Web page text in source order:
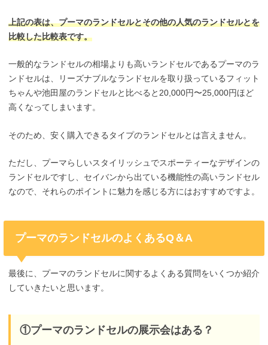
上記の表は、プーマのランドセルとその他の人気のランドセルとを
比較した比較表です。
一般的なランドセルの相場よりも高いランドセルであるプーマのラ
ンドセルは、リーズナブルなランドセルを取り扱っているフィット
ちゃんや池田屋のランドセルと比べると20,000円〜25,000円ほど
高くなってしまいます。
そのため、安く購入できるタイプのランドセルとは言えません。
ただし、プーマらしいスタイリッシュでスポーティーなデザインの
ランドセルですし、セイバンから出ている機能性の高いランドセル
なので、それらのポイントに魅力を感じる方にはおすすめですよ。
プーマのランドセルのよくあるQ＆A
最後に、プーマのランドセルに関するよくある質問をいくつか紹介
していきたいと思います。
①プーマのランドセルの展示会はある？